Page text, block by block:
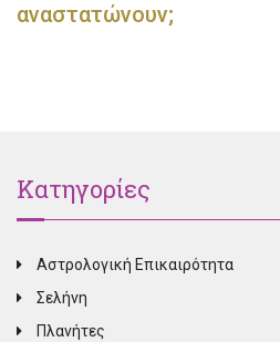
αναστατώνουν;
Κατηγορίες
Αστρολογική Επικαιρότητα
Σελήνη
Πλανήτες